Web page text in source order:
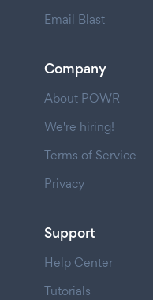
Email Blast
Company
About POWR
We're hiring!
Terms of Service
Privacy
Support
Help Center
Tutorials